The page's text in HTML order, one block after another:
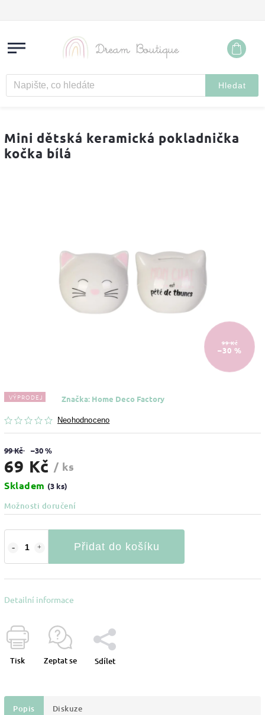
Hledat
Mini dětská keramická pokladnička
kočka bílá
99 Kč
–30 %
VÝPRODEJ
Neohodnoceno
Značka: Home Deco Factory
99 Kč –30 %
69 Kč / ks
Skladem (3 ks)
Možnosti doručení
Přidat do košíku
Detailní informace
Tisk Zeptat se Sdílet
Popis Diskuze